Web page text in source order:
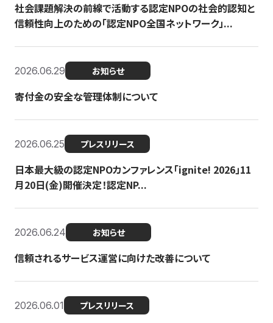
社会課題解決の前線で活動する認定NPOの社会的認知と
信頼性向上のための「認定NPO全国ネットワーク」...
2026.06.29 お知らせ
寄付金の安全な管理体制について
2026.06.25 プレスリリース
日本最大級の認定NPOカンファレンス「ignite! 2026」11
月20日(金)開催決定！認定NP...
2026.06.24 お知らせ
信頼されるサービス運営に向けた改善について
2026.06.01 プレスリリース